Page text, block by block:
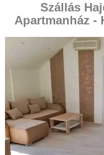
Szállás
Apartmanház -